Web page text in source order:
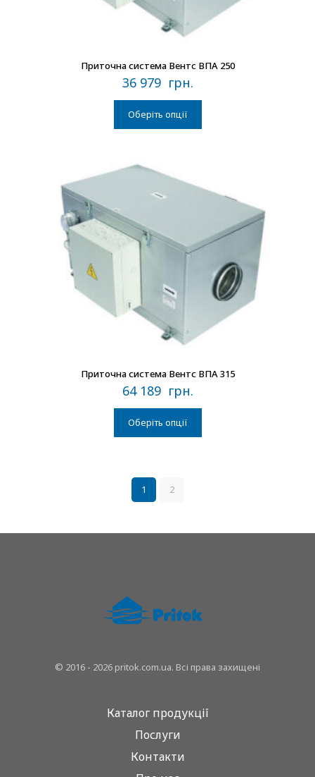
Приточна система Вентс ВПА 250
36 979 грн.
Оберіть опції
В наличии
Приточна система Вентс ВПА 315
64 189 грн.
Оберіть опції
1 2
© 2016 - 2026 pritok.com.ua. Всі права захищені
Каталог продукції
Послуги
Контакти